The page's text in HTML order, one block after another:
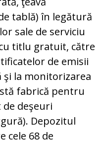
tablă) în legătură
sale de serviciu
titlu gratuit, către
de emisii
şi la monitorizarea
fabrică pentru
deşeuri
Depozitul
cele 68 de